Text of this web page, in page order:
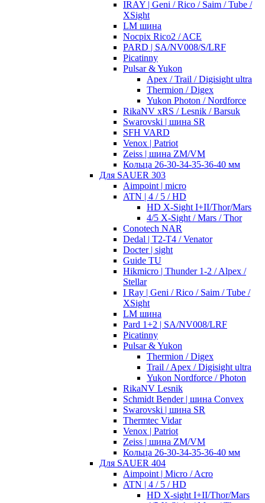
IRAY | Geni / Rico / Saim / Tube /
XSight
LM шина
Nocpix Rico2 / ACE
PARD | SA/NV008/S/LRF
Picatinny
Pulsar & Yukon
Apex / Trail / Digisight ultra
Thermion / Digex
Yukon Photon / Nordforce
RikaNV xRS / Lesnik / Barsuk
Swarovski | шина SR
SFH VARD
Venox | Patriot
Zeiss | шина ZM/VM
Кольца 26-30-34-35-36-40 мм
Для SAUER 303
Aimpoint | micro
ATN | 4 / 5 / HD
HD X-Sight I+II/Thor/Mars
4/5 X-Sight / Mars / Thor
Conotech NAR
Dedal | T2-T4 / Venator
Docter | sight
Guide TU
Hikmicro | Thunder 1-2 / Alpex /
Stellar
I Ray | Geni / Rico / Saim / Tube /
XSight
LM шина
Pard 1+2 | SA/NV008/LRF
Picatinny
Pulsar & Yukon
Thermion / Digex
Trail / Apex / Digisight ultra
Yukon Nordforce / Photon
RikaNV Lesnik
Schmidt Bender | шина Convex
Swarovski | шина SR
Thermtec Vidar
Venox | Patriot
Zeiss | шина ZM/VM
Кольца 26-30-34-35-36-40 мм
Для SAUER 404
Aimpoint | Micro / Acro
ATN | 4 / 5 / HD
HD X-sight I+II/Thor/Mars